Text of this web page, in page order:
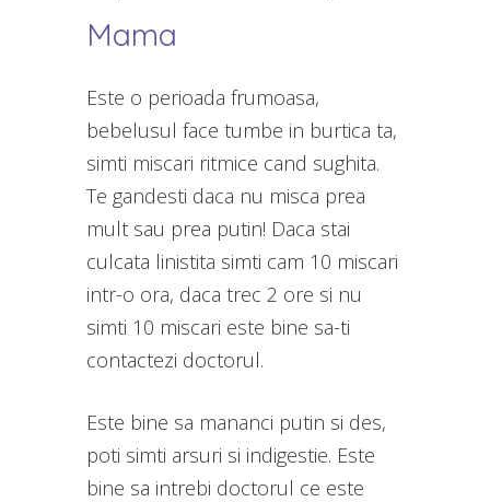
Mama
Este o perioada frumoasa,
bebelusul face tumbe in burtica ta,
simti miscari ritmice cand sughita.
Te gandesti daca nu misca prea
mult sau prea putin! Daca stai
culcata linistita simti cam 10 miscari
intr-o ora, daca trec 2 ore si nu
simti 10 miscari este bine sa-ti
contactezi doctorul.
Este bine sa mananci putin si des,
poti simti arsuri si indigestie. Este
bine sa intrebi doctorul ce este